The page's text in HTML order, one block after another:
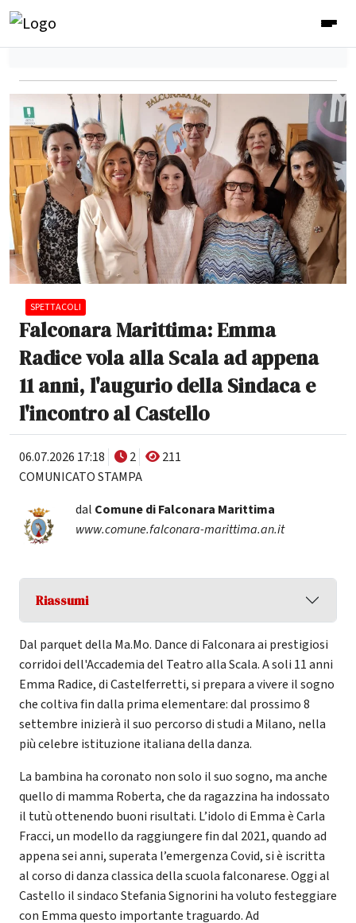
SPETTACOLI
Falconara Marittima: Emma
Radice vola alla Scala ad appena
11 anni, l'augurio della Sindaca e
l'incontro al Castello
06.07.2026 17:18 2
211
COMUNICATO STAMPA
dal Comune di Falconara Marittima
www.comune.falconara-marittima.an.it
Riassumi
Dal parquet della Ma.Mo. Dance di Falconara ai prestigiosi
corridoi dell'Accademia del Teatro alla Scala. A soli 11 anni
Emma Radice, di Castelferretti, si prepara a vivere il sogno
che coltiva fin dalla prima elementare: dal prossimo 8
settembre inizierà il suo percorso di studi a Milano, nella
più celebre istituzione italiana della danza.
La bambina ha coronato non solo il suo sogno, ma anche
quello di mamma Roberta, che da ragazzina ha indossato
il tutù ottenendo buoni risultati. L’idolo di Emma è Carla
Fracci, un modello da raggiungere fin dal 2021, quando ad
appena sei anni, superata l’emergenza Covid, si è iscritta
al corso di danza classica della scuola falconarese. Oggi al
Castello il sindaco Stefania Signorini ha voluto festeggiare
con Emma questo importante traguardo. Ad